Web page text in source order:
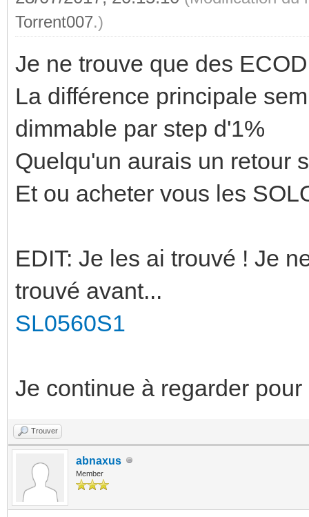
Torrent007.)
Je ne trouve que des
La différence principale
dimmable par step d'1%
Quelqu'un aurais un retour
Et ou acheter vous les
EDIT: Je les ai trouvé ! Je
trouvé avant...
SL0560S1
Je continue à regarder
Trouver
abnaxus
Member